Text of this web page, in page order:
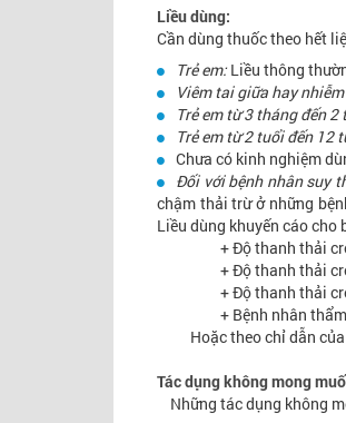
Liều dùng:
Cần dùng thuốc theo hết
Trẻ em: Liều thông
Viêm tai giữa hay
Trẻ em từ 3 tháng đến 2
Trẻ em từ 2 tuổi đến 12
Chưa có kinh nghiệm
Đối với bệnh nhân suy
chậm thải trừ ở những
Liều dùng khuyến cáo cho
+ Độ thanh thải
+ Độ thanh thải
+ Độ thanh thải
+ Bệnh nhân thẩm
Hoặc theo chỉ dẫn của
Tác dụng không mong
Những tác dụng không